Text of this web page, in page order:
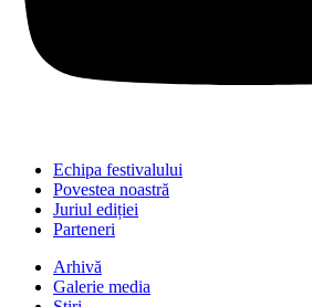
Echipa festivalului
Povestea noastră
Juriul ediției
Parteneri
Arhivă
Galerie media